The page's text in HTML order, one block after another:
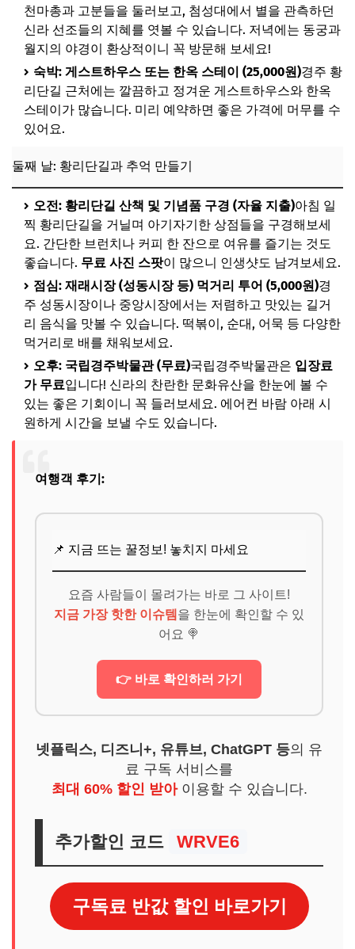
천마총과 고분들을 둘러보고, 첨성대에서 별을 관측하던
신라 선조들의 지혜를 엿볼 수 있습니다. 저녁에는 동궁과
월지의 야경이 환상적이니 꼭 방문해 보세요!
숙박: 게스트하우스 또는 한옥 스테이 (25,000원)경주 황
리단길 근처에는 깔끔하고 정겨운 게스트하우스와 한옥
스테이가 많습니다. 미리 예약하면 좋은 가격에 머무를 수
있어요.
둘째 날: 황리단길과 추억 만들기
오전: 황리단길 산책 및 기념품 구경 (자율 지출)아침 일
찍 황리단길을 거닐며 아기자기한 상점들을 구경해보세
요. 간단한 브런치나 커피 한 잔으로 여유를 즐기는 것도
좋습니다. 무료 사진 스팟이 많으니 인생샷도 남겨보세요.
점심: 재래시장 (성동시장 등) 먹거리 투어 (5,000원)경
주 성동시장이나 중앙시장에서는 저렴하고 맛있는 길거
리 음식을 맛볼 수 있습니다. 떡볶이, 순대, 어묵 등 다양한
먹거리로 배를 채워보세요.
오후: 국립경주박물관 (무료)국립경주박물관은 입장료
가 무료입니다! 신라의 찬란한 문화유산을 한눈에 볼 수
있는 좋은 기회이니 꼭 들러보세요. 에어컨 바람 아래 시
원하게 시간을 보낼 수도 있습니다.
여행객 후기:
📌 지금 뜨는 꿀정보! 놓치지 마세요
요즘 사람들이 몰려가는 바로 그 사이트!
지금 가장 핫한 이슈템 을 한눈에 확인할 수 있
어요 🍭
👉 바로 확인하러 가기
넷플릭스, 디즈니+, 유튜브, ChatGPT 등의 유
료 구독 서비스를
최대 60% 할인 받아이용할 수 있습니다.
추가할인 코드 WRVE6
구독료 반값 할인 바로가기